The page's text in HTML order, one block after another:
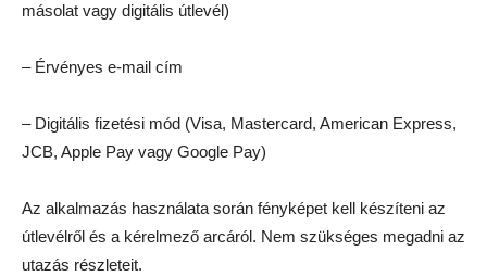
másolat vagy digitális útlevél)
– Érvényes e-mail cím
– Digitális fizetési mód (Visa, Mastercard, American Express,
JCB, Apple Pay vagy Google Pay)
Az alkalmazás használata során fényképet kell készíteni az
útlevélről és a kérelmező arcáról. Nem szükséges megadni az
utazás részleteit.